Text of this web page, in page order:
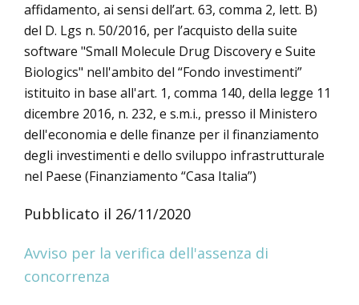
affidamento, ai sensi dell’art. 63, comma 2, lett. B)
del D. Lgs n. 50/2016, per l’acquisto della suite
software "Small Molecule Drug Discovery e Suite
Biologics" nell'ambito del “Fondo investimenti”
istituito in base all'art. 1, comma 140, della legge 11
dicembre 2016, n. 232, e s.m.i., presso il Ministero
dell'economia e delle finanze per il finanziamento
degli investimenti e dello sviluppo infrastrutturale
nel Paese (Finanziamento “Casa Italia”)
Pubblicato il 26/11/2020
Avviso per la verifica dell'assenza di
concorrenza